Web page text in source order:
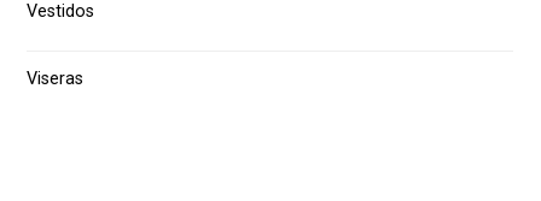
Vestidos
Viseras